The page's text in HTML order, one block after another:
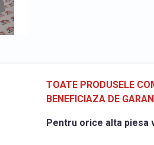
TOATE PRODUSELE
BENEFICIAZA DE
Pentru orice alta piesa